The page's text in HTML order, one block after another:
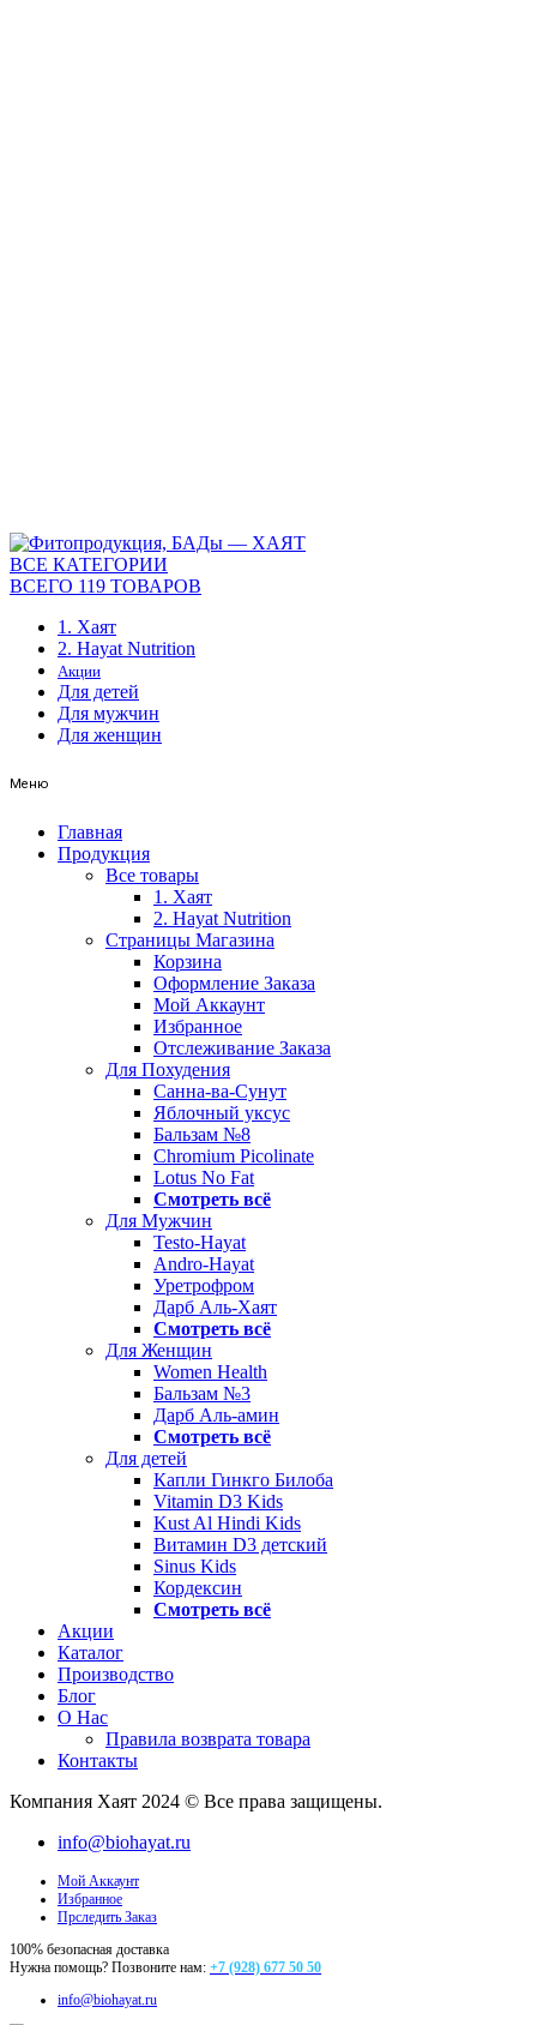
ВСЕ КАТЕГОРИИ
ВСЕГО 119 ТОВАРОВ
1. Хаят
2. Hayat Nutrition
Акции
Для детей
Для мужчин
Для женщин
Меню
Главная
Продукция
Все товары
1. Хаят
2. Hayat Nutrition
Страницы Магазина
Корзина
Оформление Заказа
Мой Аккаунт
Избранное
Отслеживание Заказа
Для Похудения
Санна-ва-Сунут
Яблочный уксус
Бальзам №8
Chromium Picolinate
Lotus No Fat
Смотреть всё
Для Мужчин
Testo-Hayat
Andro-Hayat
Уретрофром
Дарб Аль-Хаят
Смотреть всё
Для Женщин
Women Health
Бальзам №3
Дарб Аль-амин
Смотреть всё
Для детей
Капли Гинкго Билоба
Vitamin D3 Kids
Kust Al Hindi Kids
Витамин D3 детский
Sinus Kids
Кордексин
Смотреть всё
Акции
Каталог
Производство
Блог
О Нас
Правила возврата товара
Контакты
Компания Хаят 2024 © Все права защищены.
info@biohayat.ru
Мой Аккаунт
Избранное
Прследить Заказ
100% безопасная доставка
Нужна помощь? Позвоните нам: +7 (928) 677 50 50
info@biohayat.ru